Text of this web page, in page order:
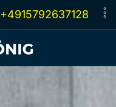
+4915792637128